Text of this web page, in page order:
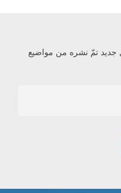
جديد تمّ نشره من مواضيع